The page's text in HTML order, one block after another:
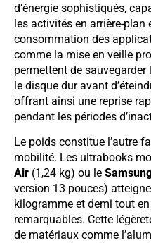
d’énergie sophistiqués,
les activités en arrière-plan
consommation des
comme la mise en veille
permettent de sauvegarder
le disque dur avant
offrant ainsi une reprise
pendant les périodes
Le poids constitue l’autre
mobilité. Les ultrabooks
Air (1,24 kg) ou le
version 13 pouces)
kilogramme et demi tout
remarquables. Cette
de matériaux comme